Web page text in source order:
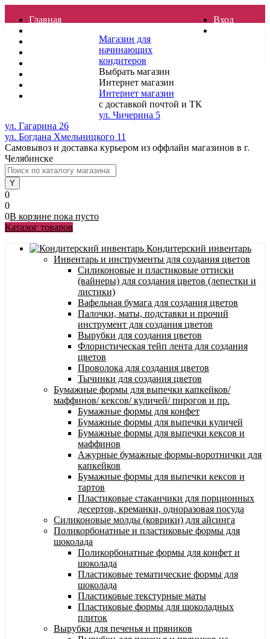
Главная
Вход
Магазин для
начинающих
кондитеров
Выбрать магазин
Интернет магазин
Интернет магазин
с доставкой почтой и ТК
ул. Чичерина 5
ул. Гагарина 26
ул. Богдана Хмельницкого 11
Самовывоз и доставка курьером из оффлайн магазинов в г.
Челябинске
0
0
0В корзине пока пусто
Каталог товаров
Кондитерский инвентарь
Инвентарь и инструменты для создания цветов
Силиконовые и пластиковые оттиски
(вайнеры) для создания цветов (лепестки и
листики)
Вафельная бумага для создания цветов
Палочки, маты, подставки и прочий
инструмент для создания цветов
Вырубки для создания цветов
Флористическая тейп лента для создания
цветов
Проволока для создания цветов
Тычинки для создания цветов
Бумажные формы для выпечки капкейков/
маффинов/ кексов/ куличей/ пирогов и пр.
Бумажные формы для конфет
Бумажные формы для выпечки куличей
Бумажные формы для выпечки кексов и
маффинов
Ажурные бумажные формы-воротнички для
капкейков
Бумажные формы для выпечки кексов и
тартов
Пластиковые стаканчики для порционных
десертов, креманки, одноразовая посуда
Силиконовые молды (коврики) для айсинга
Поликорбонатные и пластиковые формы для
шоколада
Поликорбонатные формы для конфет и
шоколада
Пластиковые тематические формы для
шоколада
Пластиковые текстурные маты
Пластиковые формы для шоколадных
плиток
Вырубки для печенья и пряников